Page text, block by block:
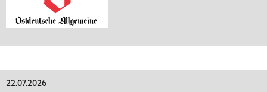
22.07.2026